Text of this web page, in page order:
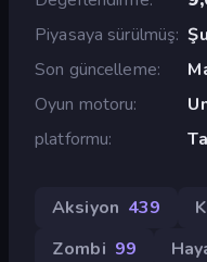
Piyasaya sürülmüş
Son güncelleme
Oyun motoru
platformu
Aksiyon 439
Zombi 99